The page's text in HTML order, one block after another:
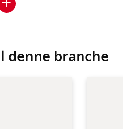
denne branche